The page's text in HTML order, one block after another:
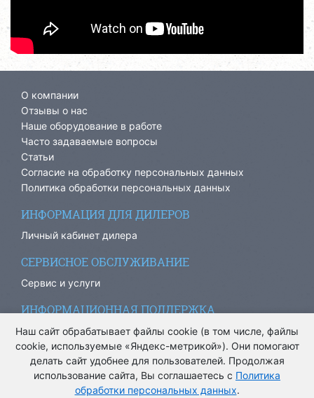
О компании
Отзывы о нас
Наше оборудование в работе
Часто задаваемые вопросы
Статьи
Согласие на обработку персональных данных
Политика обработки персональных данных
ИНФОРМАЦИЯ ДЛЯ ДИЛЕРОВ
Личный кабинет дилера
СЕРВИСНОЕ ОБСЛУЖИВАНИЕ
Сервис и услуги
ИНФОРМАЦИОННАЯ ПОДДЕРЖКА
info@ariacom.ru
® Все права защищены. 2013-2026. Информация на сайте
Наш сайт обрабатывает файлы cookie (в том числе, файлы
cookie, используемые «Яндекс-метрикой»). Они помогают
делать сайт удобнее для пользователей. Продолжая
использование сайта, Вы соглашаетесь с Политика
обработки персональных данных.